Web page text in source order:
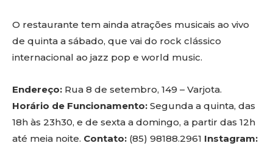
O restaurante tem ainda atrações musicais ao vivo
de quinta a sábado, que vai do rock clássico
internacional ao jazz pop e world music.
Endereço: Rua 8 de setembro, 149 – Varjota.
Horário de Funcionamento: Segunda a quinta, das
18h às 23h30, e de sexta a domingo, a partir das 12h
até meia noite. Contato: (85) 98188.2961 Instagram: